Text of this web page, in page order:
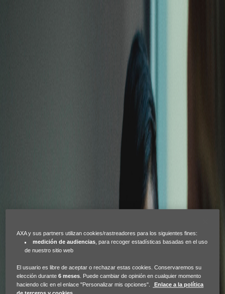
Comparte “Espacios Seguros”
Todo lo que necesitas
para compartir la
formación
Para apoyar y promover
“Espacios Seguros” de AXA,
AXA y sus partners utilizan cookies/rastreadores para los siguientes fines:
medición de audiencias, para recoger estadísticas basadas en el uso
de nuestro sitio web
El usuario es libre de aceptar o rechazar estas cookies. Conservaremos su
elección durante6 meses. Puede cambiar de opinión en cualquier momento
haciendo clic en el enlace "Personalizar mis opciones".
Enlace a la política